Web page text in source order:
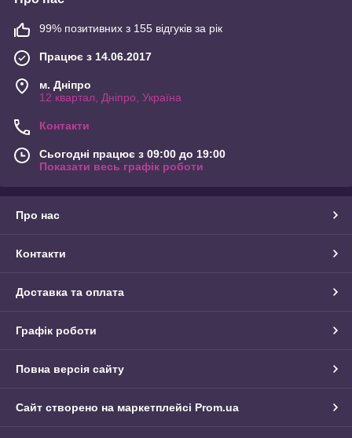
99% позитивних з 155 відгуків за рік
Працює з 14.06.2017
м. Дніпро
12 квартал, Дніпро, Україна
Контакти
Сьогодні працює з 09:00 до 19:00
Показати весь графік роботи
Про нас
Контакти
Доставка та оплата
Графік роботи
Повна версія сайту
Сайт створено на маркетплейсі Prom.ua